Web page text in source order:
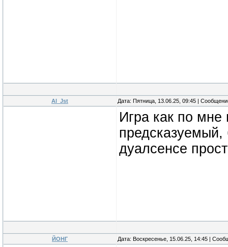
Al_Jst Дата: Пятница, 13.06.25, 09:45 |
Игра как по мне
предсказуемый,
дуалсенсе
ЙОНГ Дата: Воскресенье, 15.06.25, 14:45 |